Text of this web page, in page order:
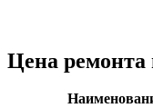
Цена ремонта